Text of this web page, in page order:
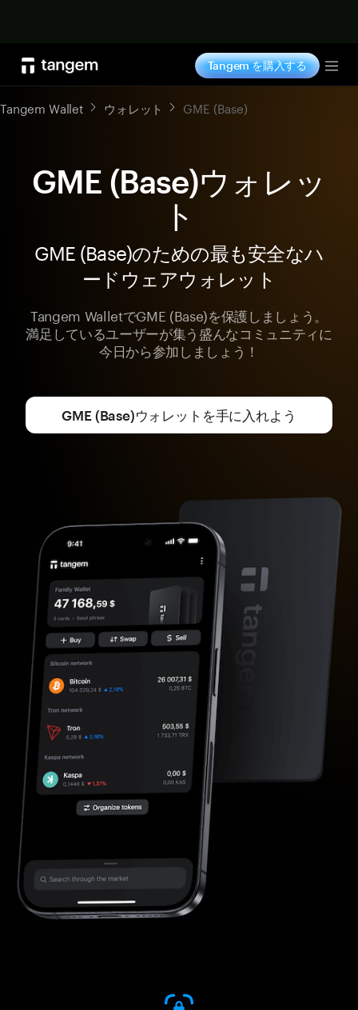
Tangem を購入する
Tangem Wallet ウォレット GME (Base)
GME (Base)ウォレッ
ト
GME (Base)のための最も安全なハ
ードウェアウォレット
Tangem WalletでGME (Base)を保護しましょう。
満足しているユーザーが集う盛んなコミュニティに
今日から参加しましょう！
GME (Base)ウォレットを手に入れよう